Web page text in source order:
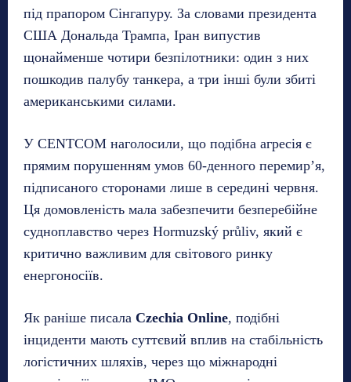
під прапором Сінгапуру. За словами президента
США Дональда Трампа, Іран випустив
щонайменше чотири безпілотники: один з них
пошкодив палубу танкера, а три інші були збиті
американськими силами.
У CENTCOM наголосили, що подібна агресія є
прямим порушенням умов 60-денного перемир’я,
підписаного сторонами лише в середині червня.
Ця домовленість мала забезпечити безперебійне
судноплавство через Hormuzský průliv, який є
критично важливим для світового ринку
енергоносіїв.
Як раніше писала Czechia Online, подібні
інциденти мають суттєвий вплив на стабільність
логістичних шляхів, через що міжнародні